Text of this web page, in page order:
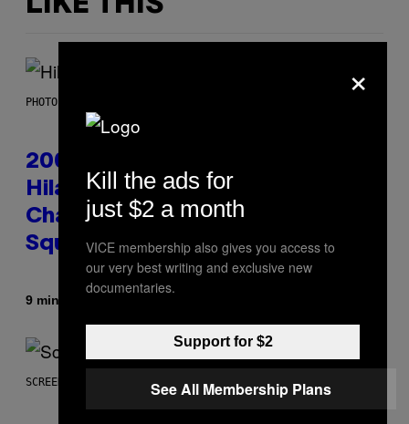
PHOTO BY EMMA MCINTYRE/GETTY IMAGES FOR SIRIUSXM
2000s Nostalgia Overload:
Hilary Duff Brings Good
Charlotte on Stage at Madison
Square Garden
9 minutes ago
SCREENSHOT: UBISOFT
×
Kill the ads for
just $2 a month
VICE membership also gives you access to
our very best writing and exclusive new
documentaries.
Support for $2
See All Membership Plans